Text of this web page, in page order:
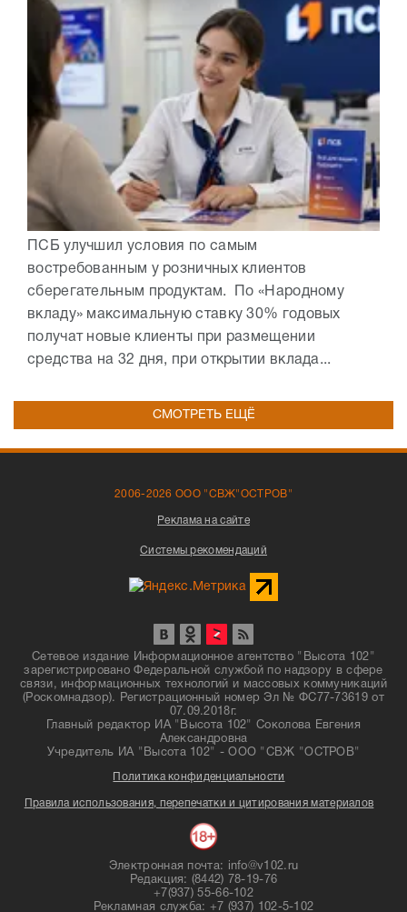
ПСБ улучшил условия по самым
востребованным у розничных клиентов
сберегательным продуктам. По «Народному
вкладу» максимальную ставку 30% годовых
получат новые клиенты при размещении
средства на 32 дня, при открытии вклада...
СМОТРЕТЬ ЕЩЁ
2006-2026 ООО "СВЖ"ОСТРОВ"
Реклама на сайте
Системы рекомендаций
Сетевое издание Информационное агентство "Высота 102"
зарегистрировано Федеральной службой по надзору в сфере
связи, информационных технологий и массовых коммуникаций
(Роскомнадзор). Регистрационный номер Эл № ФС77-73619 от
07.09.2018г.
Главный редактор ИА "Высота 102" Соколова Евгения
Александровна
Учредитель ИА "Высота 102" - ООО "СВЖ "ОСТРОВ"
Политика конфиденциальности
Правила использования, перепечатки и цитирования материалов
Электронная почта: info@v102.ru
Редакция: (8442) 78-19-76
+7(937) 55-66-102
Рекламная служба: +7 (937) 102-5-102